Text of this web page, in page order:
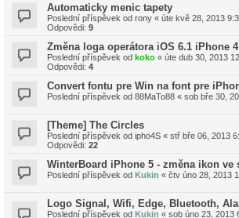
Automaticky menic tapety
Poslední příspěvek od rony « úte kvě 28, 2013
Odpovědi: 9
Změna loga operátora iOS 6.1 iPhone 4
Poslední příspěvek od koko « úte dub 30, 2013
Odpovědi: 4
Convert fontu pre Win na font pre
Poslední příspěvek od 88MaTo88 « sob bře 30,
[Theme] The Circles
Poslední příspěvek od ipho4S « stř bře 06, 2013
Odpovědi: 22
WinterBoard iPhone 5 - změna ikon ve
Poslední příspěvek od Kukin « čtv úno 28, 2013
Logo Signal, Wifi, Edge, Bluetooth,
Poslední příspěvek od Kukin « sob úno 23, 2013